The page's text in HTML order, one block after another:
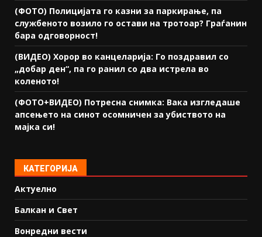
(ФОТО) Полицијата го казни за паркирање, па
службеното возило го остави на тротоар? Граѓанин
бара одговорност!
(ВИДЕО) Хорор во канцеларија: Го поздравил со
„добар ден“, па го ранил со два истрела во
коленото!
(ФОТО+ВИДЕО) Потресна снимка: Вака изгледаше
апсењето на синот осомничен за убиството на
мајка си!
КАТЕГОРИЈА
Актуелно
Балкан и Свет
Вонредни вести